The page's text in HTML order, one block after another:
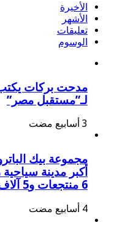
الأخيرة
الأشهر
تعليقات
الوسوم
مدحت بركات
لـ”مستقبل مصر”
أكبر مدينة
6 منتجعات و5 آلاف غرفة